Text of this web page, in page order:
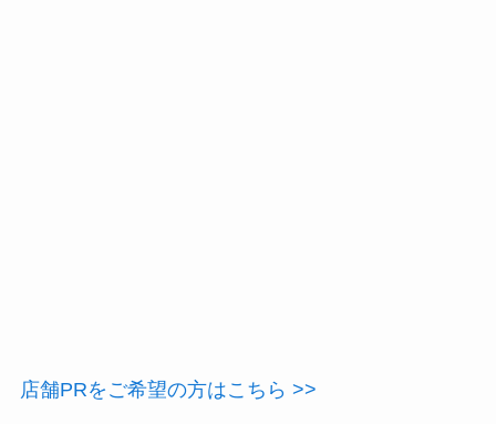
店舗PRをご希望の方はこちら >>